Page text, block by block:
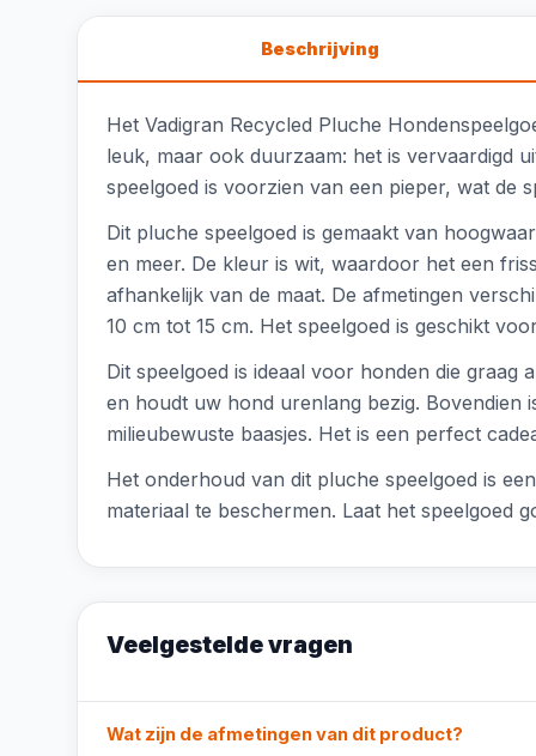
Beschrijving
Het Vadigran Recycled Pluche
leuk, maar ook duurzaam: het is vervaardigd
speelgoed is voorzien van een pieper, wat de
Dit pluche speelgoed is gemaakt van
en meer. De kleur is wit, waardoor het een
afhankelijk van de maat. De afmetingen
10 cm tot 15 cm. Het speelgoed is geschikt
Dit speelgoed is ideaal voor honden die
en houdt uw hond urenlang bezig. Bovendien
milieubewuste baasjes. Het is een perfect
Het onderhoud van dit pluche speelgoed is
materiaal te beschermen. Laat het speelgoed
Veelgestelde vragen
Wat zijn de afmetingen van dit product?